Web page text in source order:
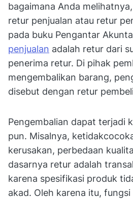
bagaimana Anda
retur penjualan atau retur
pada buku Pengantar
penjualan adalah retur dari
penerima retur. Di pihak
mengembalikan barang,
disebut dengan retur
Pengembalian dapat terjadi
pun. Misalnya,
kerusakan, perbedaan
dasarnya retur adalah
karena spesifikasi produk
akad. Oleh karena itu,